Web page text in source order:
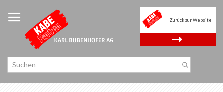
Inhalt
springen
Zurück zur Website
.